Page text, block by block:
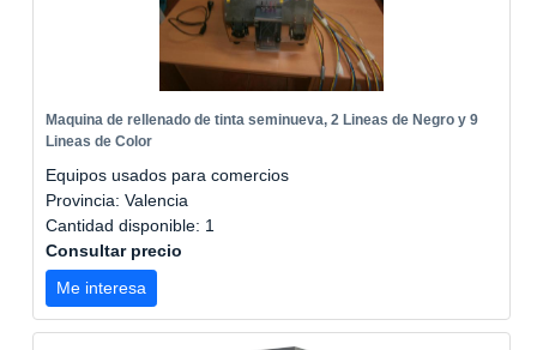
Maquina de rellenado de tinta seminueva, 2 Lineas de Negro y 9
Lineas de Color
Equipos usados para comercios
Provincia: Valencia
Cantidad disponible: 1
Consultar precio
Me interesa